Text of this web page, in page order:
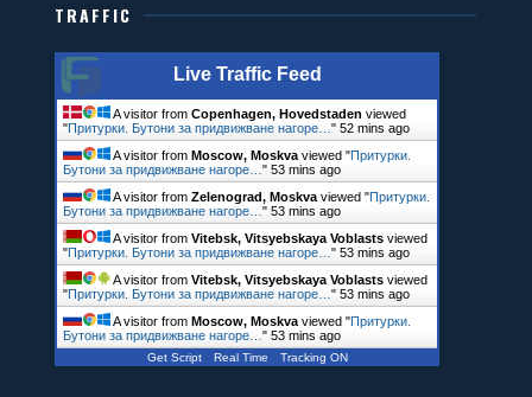
TRAFFIC
Live Traffic Feed
A visitor fromCopenhagen, Hovedstaden viewed
"Притурки. Бутони за придвижване нагоре…"52 mins ago
A visitor fromMoscow, Moskva viewed "Притурки.
Бутони за придвижване нагоре…"53 mins ago
A visitor fromZelenograd, Moskva viewed "Притурки.
Бутони за придвижване нагоре…"53 mins ago
A visitor fromVitebsk, Vitsyebskaya Voblasts viewed
"Притурки. Бутони за придвижване нагоре…"53 mins ago
A visitor fromVitebsk, Vitsyebskaya Voblasts viewed
"Притурки. Бутони за придвижване нагоре…"53 mins ago
A visitor fromMoscow, Moskva viewed "Притурки.
Бутони за придвижване нагоре…"53 mins ago
Get Script Real Time Tracking ON